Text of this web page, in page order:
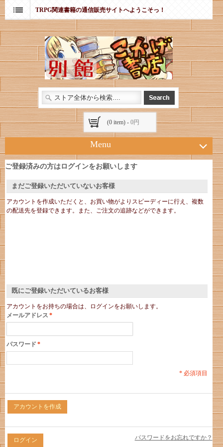
TRPG関連書籍の通信販売サイトへようこそっ！
(0 item) -0円
Menu
ご登録済みの方はログインをお願いします
まだご登録いただいていないお客様
アカウントを作成いただくと、お買い物がよりスピーディーに行え、複数
の配送先を登録できます。また、ご注文の追跡などができます。
既にご登録いただいているお客様
アカウントをお持ちの場合は、ログインをお願いします。
*
メールアドレス
*
パスワード
* 必須項目
アカウントを作成
パスワードをお忘れですか？
ログイン